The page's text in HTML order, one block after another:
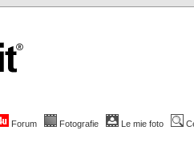
Forum Fotografie Le mie foto